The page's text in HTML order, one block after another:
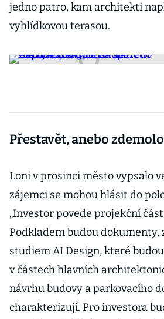
jedno patro, kam architekti
vyhlídkovou terasou.
Přestavět, anebo
Loni v prosinci město vypsalo
zájemci se mohou hlásit do
„Investor povede projekční
Podkladem budou dokumenty,
studiem AI Design, které
v částech hlavních
návrhu budovy a parkovacího
charakterizují. Pro investora